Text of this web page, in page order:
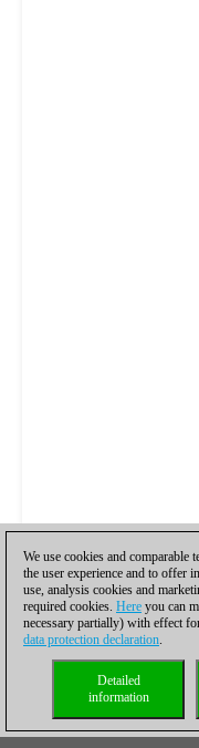
We use cookies and
the user experience and to offer
use, analysis cookies and
required cookies. Here you can
necessary partially) with effect
data protection declaration.
Detailed
information